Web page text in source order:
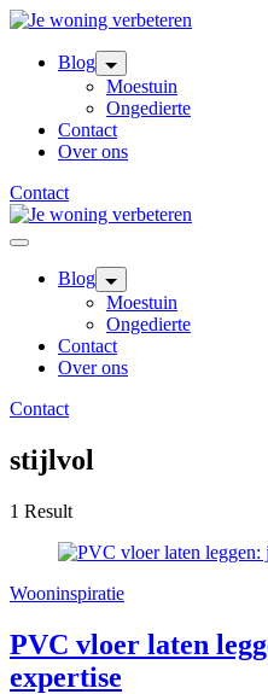
Skip
contentBlog
Moestuin
Ongedierte
Contact
Over ons
Contact
Blog
Moestuin
Ongedierte
Contact
Over ons
Contact
stijlvol
1 Result
Wooninspiratie
PVC vloer laten
expertise